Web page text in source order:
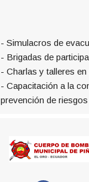
- Simulacros de
- Brigadas de
- Charlas y talleres
- Capacitación a la
prevención de